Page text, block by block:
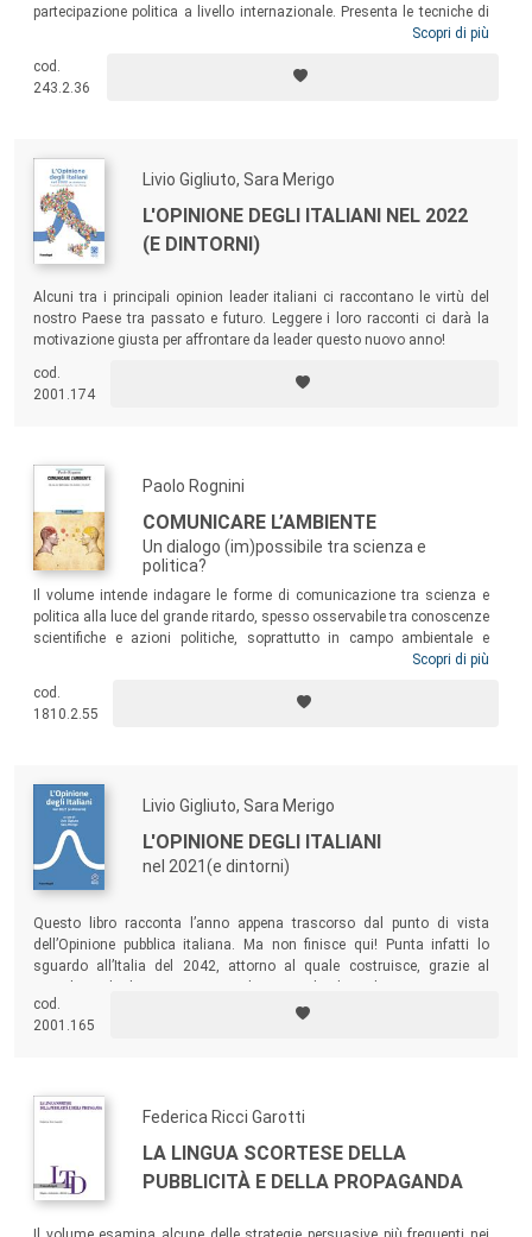
partecipazione politica a livello internazionale. Presenta le tecniche di
consultazione pubblica on line, gli standard minimi, possibili strumenti
che combina ciò che avviene sulla Rete con iniziative sul territorio. Un
volume utile per gli studenti dei corsi di laurea in comunicazione, gli
Scopri di più
cod.
243.2.36
Livio Gigliuto, Sara Merigo
L'OPINIONE DEGLI ITALIANI NEL 2022
(E DINTORNI)
Alcuni tra i principali opinion leader italiani ci raccontano le virtù del
nostro Paese tra passato e futuro. Leggere i loro racconti ci darà la
motivazione giusta per affrontare da leader questo nuovo anno!
cod.
2001.174
Paolo Rognini
COMUNICARE L’AMBIENTE
Un dialogo (im)possibile tra scienza e
politica?
Il volume intende indagare le forme di comunicazione tra scienza e
politica alla luce del grande ritardo, spesso osservabile tra conoscenze
scientifiche e azioni politiche, soprattutto in campo ambientale e
sanitario. Il tempo infatti stringe: o ambiente e salute verranno inserite
precipitare vertiginosamente conducendo la società verso un tragico
scenario. La sfida che ci attende è enorme: scienza, politica e
Scopri di più
cod.
1810.2.55
Livio Gigliuto, Sara Merigo
L'OPINIONE DEGLI ITALIANI
nel 2021(e dintorni)
Questo libro racconta l’anno appena trascorso dal punto di vista
dell’Opinione pubblica italiana. Ma non finisce qui! Punta infatti lo
sguardo all’Italia del 2042, attorno al quale costruisce, grazie al
futuribile del Paese che verrà. Gli autori che leggerai ti daranno
l’impressione di costruire il futuro insieme a te!
cod.
2001.165
Federica Ricci Garotti
LA LINGUA SCORTESE DELLA
PUBBLICITÀ E DELLA PROPAGANDA